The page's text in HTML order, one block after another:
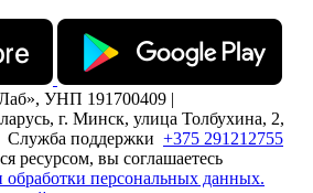
УНП 191700409 |
г. Минск, улица Толбухина, 2,
Служба поддержки +375 291212755
ресурсом, вы соглашаетесь
персональных данных.